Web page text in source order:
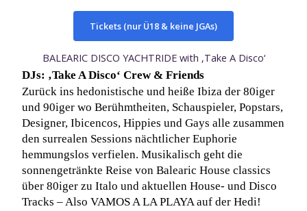
e
b
o
o
k
Tickets (nur Ü18 & keine JGAs)
BALEARIC DISCO YACHTRIDE with ‚Take A Disco‘
DJs: ‚Take A Disco‘ Crew & Friends
Zurück ins hedonistische und heiße Ibiza der 80iger
und 90iger wo Berühmtheiten, Schauspieler, Popstars,
Designer, Ibicencos, Hippies und Gays alle zusammen
den surrealen Sessions nächtlicher Euphorie
hemmungslos verfielen. Musikalisch geht die
sonnengetränkte Reise von Balearic House classics
über 80iger zu Italo und aktuellen House- und Disco
Tracks – Also VAMOS A LA PLAYA auf der Hedi!